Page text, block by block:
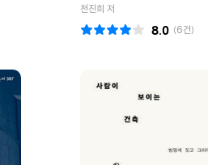
천진희 저
(6건)
8.0